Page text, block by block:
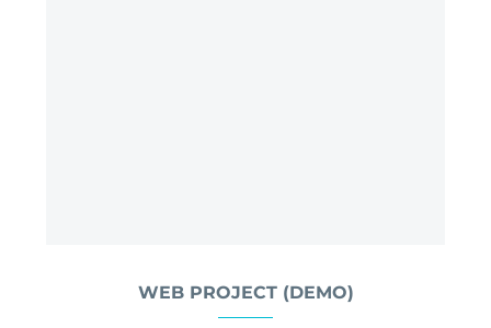
WEB PROJECT (DEMO)